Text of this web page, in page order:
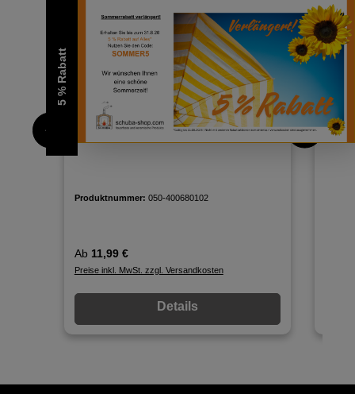
Isolierplatte 600x450x40mm
(druckfest) Foamglas
Produktnummer: 050-400680102
Regulärer Preis:
Ab 11,99 €
Preise inkl. MwSt. zzgl. Versandkosten
Details
5 % Rabatt